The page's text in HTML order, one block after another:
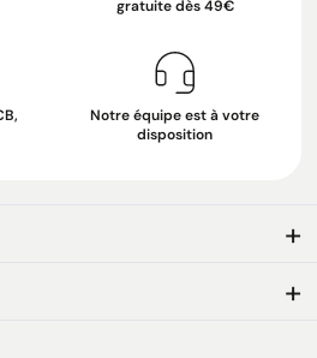
gratuite dès 49€
Notre équipe est à votre
disposition